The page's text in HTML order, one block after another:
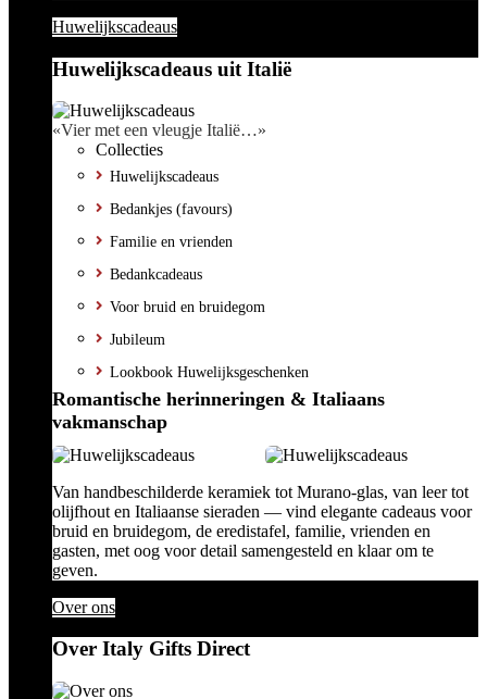
Huwelijkscadeaus
Huwelijkscadeaus uit Italië
«Vier met een vleugje Italië…»
Collecties
Huwelijkscadeaus
Bedankjes (favours)
Familie en vrienden
Bedankcadeaus
Voor bruid en bruidegom
Jubileum
Lookbook Huwelijksgeschenken
Romantische herinneringen & Italiaans
vakmanschap
Van handbeschilderde keramiek tot Murano-glas, van leer tot
olijfhout en Italiaanse sieraden — vind elegante cadeaus voor
bruid en bruidegom, de eredistafel, familie, vrienden en
gasten, met oog voor detail samengesteld en klaar om te
geven.
Over ons
Over Italy Gifts Direct